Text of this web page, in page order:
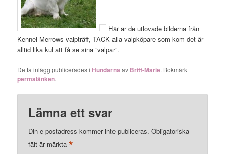
Här är de utlovade bilderna från
Kennel Merrows valpträff, TACK alla valpköpare som kom det är
alltid lika kul att få se sina ”valpar”.
Detta inlägg publicerades i Hundarna av Britt-Marie. Bokmärk
permalänken.
Lämna ett svar
Din e-postadress kommer inte publiceras. Obligatoriska
fält är märkta*